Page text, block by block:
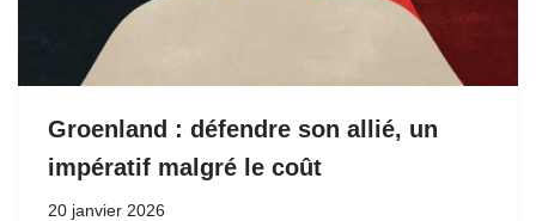
Groenland : défendre son allié, un
impératif malgré le coût
20 janvier 2026